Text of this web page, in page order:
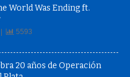
World Was Ending ft.
5593
20 años de Operación